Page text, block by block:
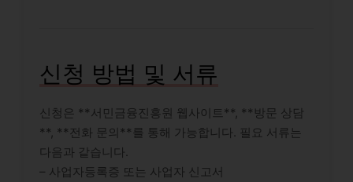
신청 방법 및 서류
신청은 **서민금융진흥원 웹사이트**, **방문 상담
**, **전화 문의**를 통해 가능합니다. 필요 서류는
다음과 같습니다.
– 사업자등록증 또는 사업자 신고서